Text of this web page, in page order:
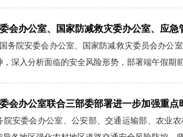
会办公室、国家防减救灾委办公室、应
务院安委会办公室、国家防减救灾委员会办公
，深入分析面临的安全风险形势，部署端午假期
会办公室联合三部委部署进一步加强重
院安委会办公室、公安部、交通运输部、农业